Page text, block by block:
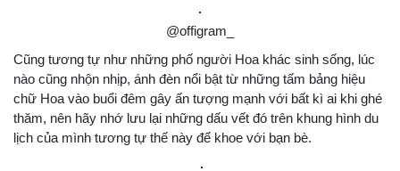
@offigram_
Cũng tương tự như những phố người Hoa khác sinh sống, lúc
nào cũng nhộn nhịp, ánh đèn nổi bật từ những tấm bảng hiệu
chữ Hoa vào buổi đêm gây ấn tượng mạnh với bất kì ai khi ghé
thăm, nên hãy nhớ lưu lại những dấu vết đó trên khung hình du
lịch của mình tương tự thế này để khoe với bạn bè.